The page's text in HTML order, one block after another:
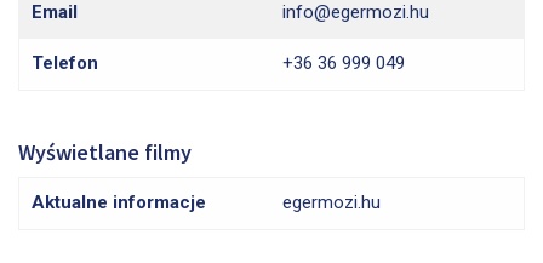
Email info@egermozi.hu
Telefon +36 36 999 049
Wyświetlane filmy
Aktualne informacje egermozi.hu